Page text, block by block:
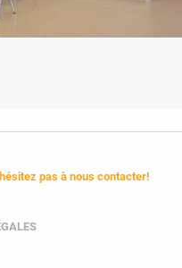
pas à nous contacter!